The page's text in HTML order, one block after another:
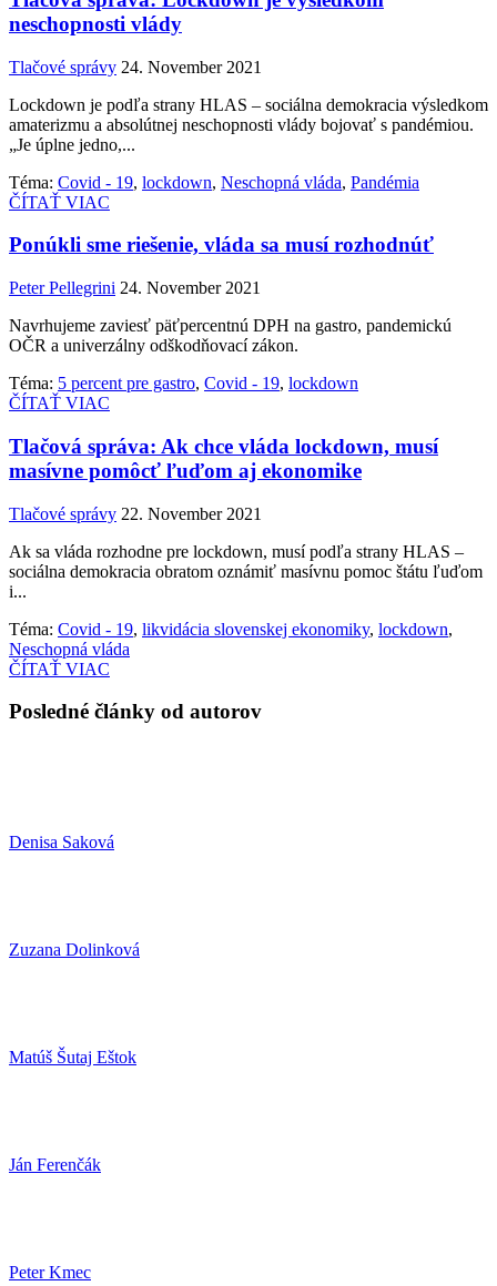
neschopnosti vlády
Tlačové správy 24. November 2021
Lockdown je podľa strany HLAS – sociálna demokracia výsledkom
amaterizmu a absolútnej neschopnosti vlády bojovať s pandémiou.
„Je úplne jedno,...
Téma: Covid - 19, lockdown, Neschopná vláda, Pandémia
ČÍTAŤ VIAC
Ponúkli sme riešenie, vláda sa musí rozhodnúť
Peter Pellegrini 24. November 2021
Navrhujeme zaviesť päťpercentnú DPH na gastro, pandemickú
OČR a univerzálny odškodňovací zákon.
Téma: 5 percent pre gastro, Covid - 19, lockdown
ČÍTAŤ VIAC
Tlačová správa: Ak chce vláda lockdown, musí
masívne pomôcť ľuďom aj ekonomike
Tlačové správy 22. November 2021
Ak sa vláda rozhodne pre lockdown, musí podľa strany HLAS –
sociálna demokracia obratom oznámiť masívnu pomoc štátu ľuďom
i...
Téma: Covid - 19, likvidácia slovenskej ekonomiky, lockdown,
Neschopná vláda
ČÍTAŤ VIAC
Posledné články od autorov
Denisa Saková
Zuzana Dolinková
Matúš Šutaj Eštok
Ján Ferenčák
Peter Kmec